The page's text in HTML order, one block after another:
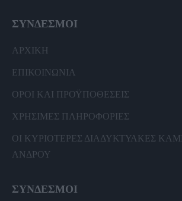
ΣΥΝΔΕΣΜΟΙ
ΑΡΧΙΚΗ
ΕΠΙΚΟΙΝΩΝΙΑ
ΟΡΟΙ ΚΑΙ ΠΡΟΫΠΟΘΕΣΕΙΣ
ΧΡΗΣΙΜΕΣ ΠΛΗΡΟΦΟΡΙΕΣ
ΟΙ ΚΥΡΙΟΤΕΡΕΣ ΔΙΑΔΥΚΤΥΑΚΕΣ
ΑΝΔΡΟΥ
ΣΥΝΔΕΣΜΟΙ